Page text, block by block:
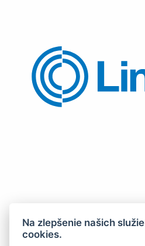
Na zlepšenie našich
cookies.